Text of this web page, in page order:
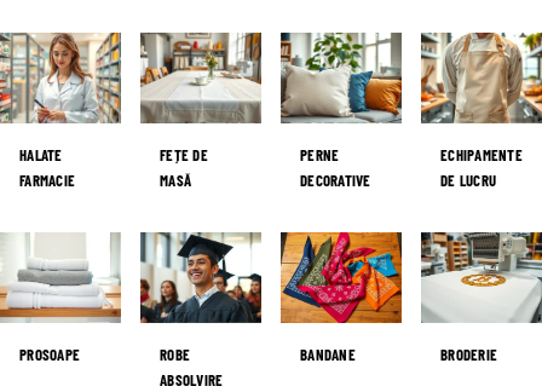
HALATE
FARMACIE
FEȚE DE
MASĂ
PERNE
DECORATIVE
ECHIPAMENTE
DE LUCRU
PROSOAPE
ROBE
ABSOLVIRE
BANDANE BRODERIE